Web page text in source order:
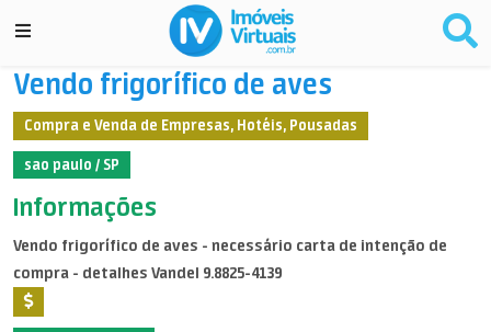
Vendo frigorífico de aves
Compra e Venda de Empresas, Hotéis, Pousadas
sao paulo / SP
Informações
Vendo frigorífico de aves - necessário carta de intenção de
compra - detalhes Vandel 9.8825-4139